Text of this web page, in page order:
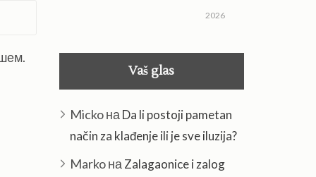
2026
Vaš glas
Mickoна Da li postoji pametan
način za klađenje ili je sve iluzija?
Markoна Zalagaonice i zalog